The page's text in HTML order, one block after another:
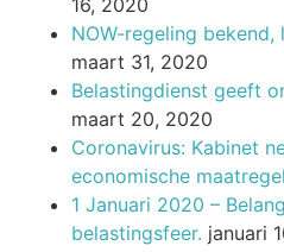
NOW-regeling
maart 31, 2020
Belastingdienst geeft
maart 20, 2020
Coronavirus: Kabinet
economische
1 Januari 2020 –
belastingsfeer. januari